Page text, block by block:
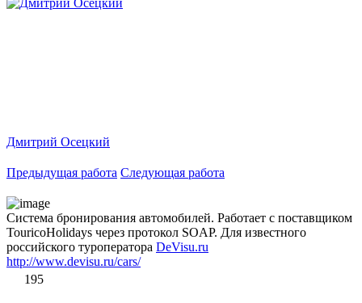
Дмитрий Осецкий
Предыдущая работа Следующая работа
Система бронирования автомобилей. Работает с поставщиком
TouricoHolidays через протокол SOAP. Для известного
российского туроператора DeVisu.ru
http://www.devisu.ru/cars/
195